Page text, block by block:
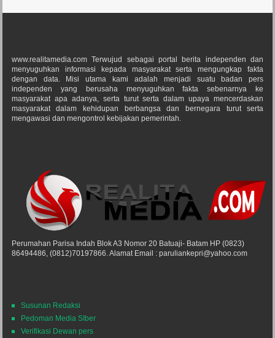
www.realitamedia.com Terwujud sebagai portal berita independen dan
menyuguhkan informasi kepada masyarakat serta mengungkap fakta
dengan data. Misi utama kami adalah menjadi suatu badan pers
independen yang berusaha menyuguhkan fakta sebenarnya ke
masyarakat apa adanya, serta turut serta dalam upaya mencerdaskan
masyarakat dalam kehidupan berbangsa dan bernegara turut serta
mengawasi dan mengontrol kebijakan pemerintah.
Perumahan Parisa Indah Blok A3 Nomor 20 Batuaji- Batam HP (0823)
86494486, (0812)70197866. Alamat Email : paruliankepri@yahoo.com
Susunan Redaksi
Pedoman Media SIber
Verifikasi Dewan pers